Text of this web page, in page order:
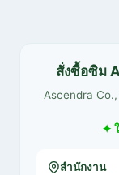
สั่งซื้อซิม
Ascendra
✦
สำนักงาน